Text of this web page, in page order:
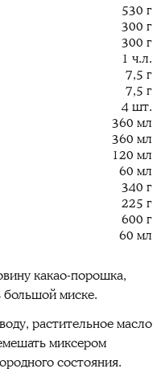
530 г
300 г
300 г
1 ч.л.
7,5 г
7,5 г
4 шт.
360 мл
360 мл
120 мл
60 мл
340 г
225 г
600 г
60 мл
какао-порошка,
большой миске.
растительное масло
миксером
состояния.